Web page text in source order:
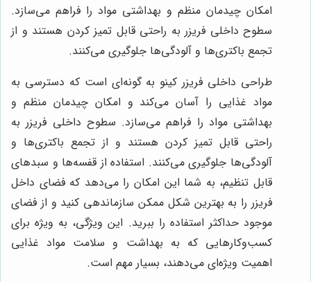
امکان چیدمان منظم و بهداشتی مواد را فراهم می‌سازد.
سطوح داخلی فریزر به راحتی قابل تمیز کردن هستند و از
تجمع باکتری‌ها و آلودگی‌ها جلوگیری می‌کنند.
طراحی داخلی فریزر کینو به گونه‌ای است که دسترسی به
مواد غذایی را آسان می‌کند و امکان چیدمان منظم و
بهداشتی مواد را فراهم می‌سازد. سطوح داخلی فریزر به
راحتی قابل تمیز کردن هستند و از تجمع باکتری‌ها و
آلودگی‌ها جلوگیری می‌کنند. استفاده از قفسه‌ها و سبدهای
قابل تنظیم، به شما این امکان را می‌دهد که فضای داخل
فریزر را به بهترین شکل ممکن سازماندهی کنید و از فضای
موجود حداکثر استفاده را ببرید. این ویژگی، به ویژه برای
کسب‌وکارهایی که به بهداشت و سلامت مواد غذایی
اهمیت ویژه‌ای می‌دهند، بسیار مهم است.